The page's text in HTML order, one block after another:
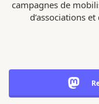
campagnes de
d’associations